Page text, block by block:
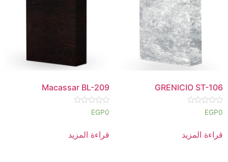
GRENICIO ST-106
تم
التقييم
من
5
EGP0
قراءة المزيد
Macassar BL-209
تم
التقييم
من
5
EGP0
قراءة المزيد